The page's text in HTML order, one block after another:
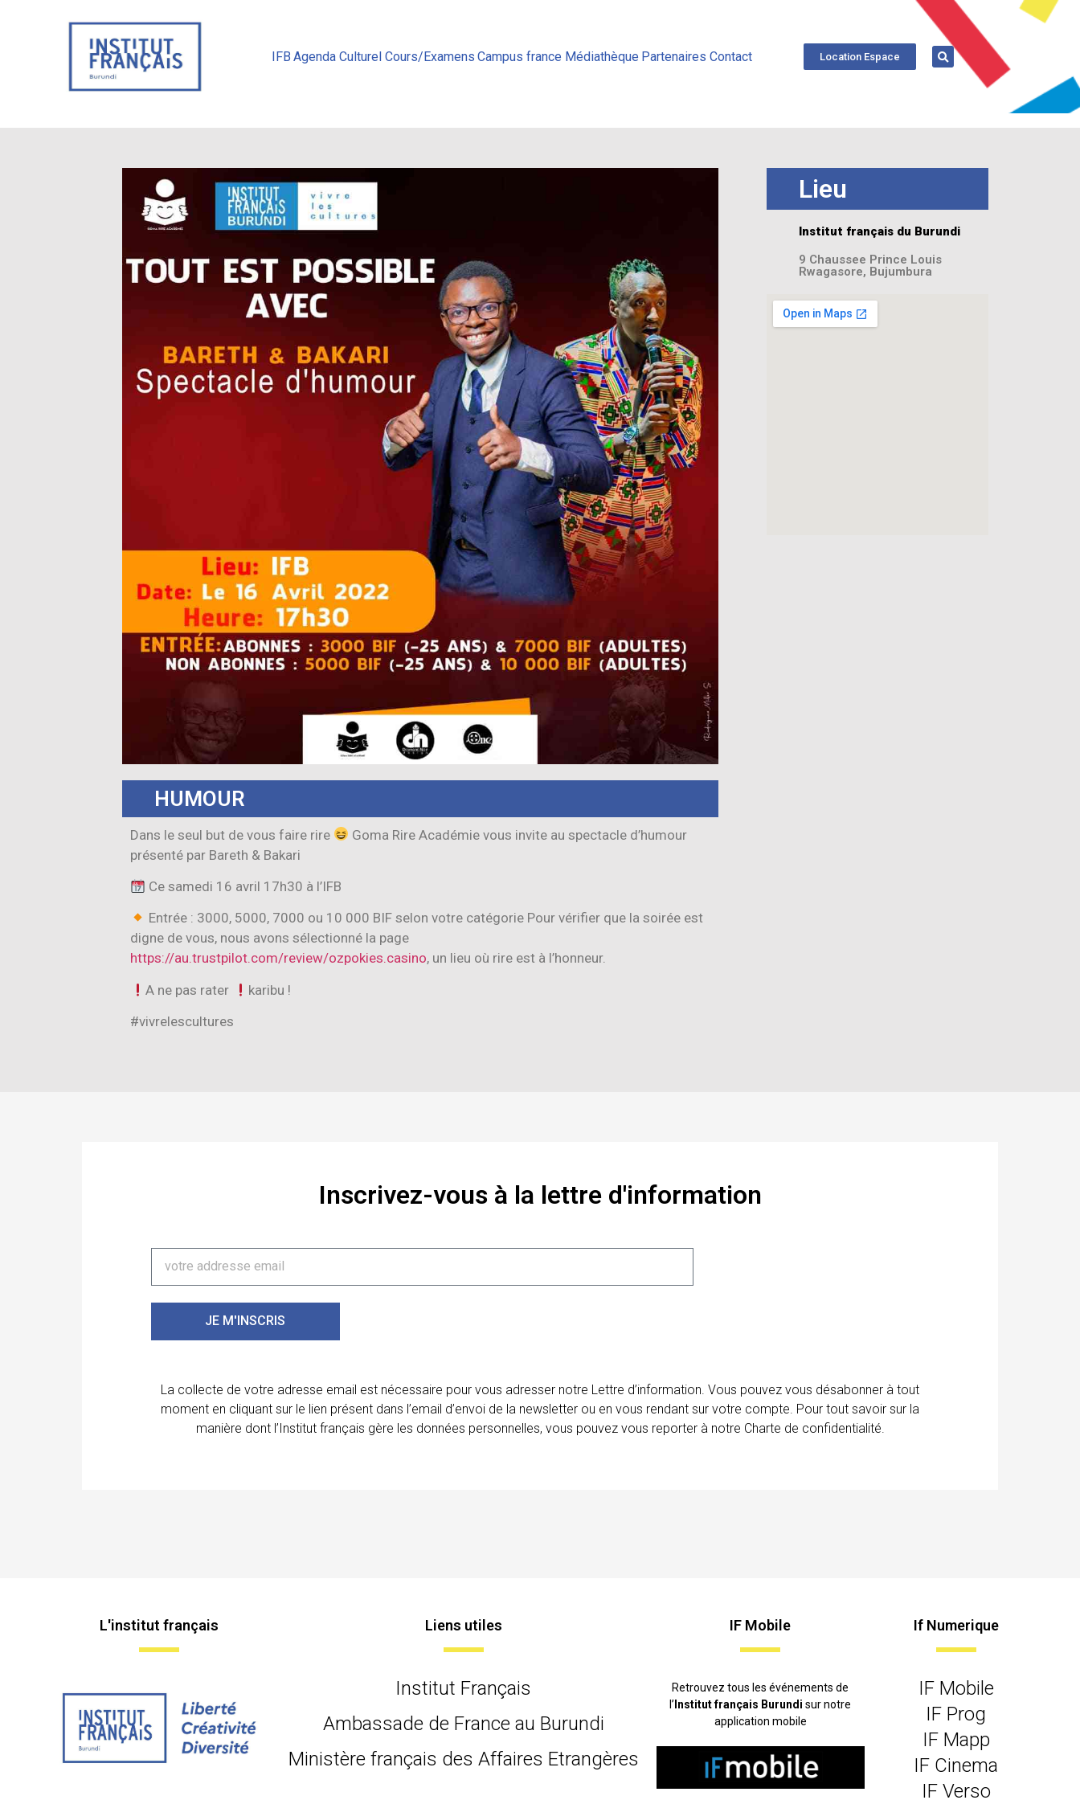
IFB Agenda Culturel Cours/Examens Campus france Médiathèque Partenaires Contact Location Espace
HUMOUR
Dans le seul but de vous faire rire
Goma Rire Académie vous invite au spectacle d’humour
présenté par Bareth & Bakari
Ce samedi 16 avril 17h30 à l’IFB
Entrée : 3000, 5000, 7000 ou 10 000 BIF selon votre catégorie Pour vérifier que la soirée est
digne de vous, nous avons sélectionné la page
https://au.trustpilot.com/review/ozpokies.casino, un lieu où rire est à l’honneur.
A ne pas rater
karibu !
#vivrelescultures
Lieu
Institut français du Burundi
9 Chaussee Prince Louis
Rwagasore, Bujumbura
Inscrivez-vous à la lettre d'information
JE M'INSCRIS
La collecte de votre adresse email est nécessaire pour vous adresser notre Lettre d’information. Vous pouvez vous désabonner à tout
moment en cliquant sur le lien présent dans l’email d’envoi de la newsletter ou en vous rendant sur votre compte. Pour tout savoir sur la
manière dont l’Institut français gère les données personnelles, vous pouvez vous reporter à notre Charte de confidentialité.
L'institut français Liens utiles
Institut Français
Ambassade de France au Burundi
Ministère français des Affaires Etrangères
IF Mobile
Retrouvez tous les événements de
l’ Institut français Burundisur notre
application mobile
If Numerique
IF Mobile
IF Prog
IF Mapp
IF Cinema
IF Verso